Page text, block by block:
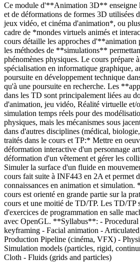
Ce module d'**Animation 3D** enseigne
et de déformations de formes 3D utilisées
jeux vidéo, et cinéma d'animation*, ou
cadre de *mondes virtuels animés et
cours détaille les approches
les méthodes de **simulations**
phénomènes physiques. Le cours prépare
spécialisation en informatique graphique,
poursuite en développement technique
qu'à une poursuite en recherche. Les
dans les TD sont principalement liées au
d'animation, jeu vidéo, Réalité virtuelle et/
simulation temps réels pour des
physiques, mais les mécanismes sous
dans d'autres disciplines (médical,
traités dans le cours et TP:* Mettre en
déformation interactive d'un personnage
déformation d'un vêtement et gérer les
Simuler la surface d'un fluide en
cours fait suite à INF443 en 2A et permet
connaissances en animation et
cours est orienté en grande partie sur la
cours et une moitié de TD/TP. Les TD/TP
d'exercices de programmation en salle
avec OpenGL. **Syllabus**: -
keyframing - Facial animation -
Production Pipeline (cinéma, VFX) -
Simulation models (particles, rigid,
Cloth - Fluids (grids and particles)